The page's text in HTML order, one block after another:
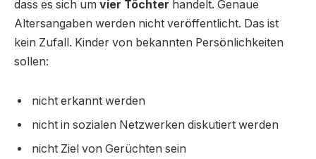
dass es sich um vier Töchter handelt. Genaue
Altersangaben werden nicht veröffentlicht. Das ist
kein Zufall. Kinder von bekannten Persönlichkeiten
sollen:
nicht erkannt werden
nicht in sozialen Netzwerken diskutiert werden
nicht Ziel von Gerüchten sein